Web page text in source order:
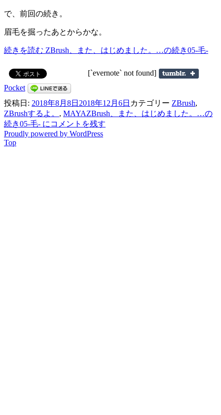
で、前回の続き。
眉毛を掘ったあとからかな。
続きを読む ZBrush、また、はじめました。…の続き05-毛-
[`evernote` not found]
Pocket
投稿日: 2018年8月8日 2018年12月6日 カテゴリー ZBrush,
ZBrushするよ。 , MAYAZBrush、また、はじめました。…の
続き05-毛- に コメントを残す
Proudly powered by WordPress
Top